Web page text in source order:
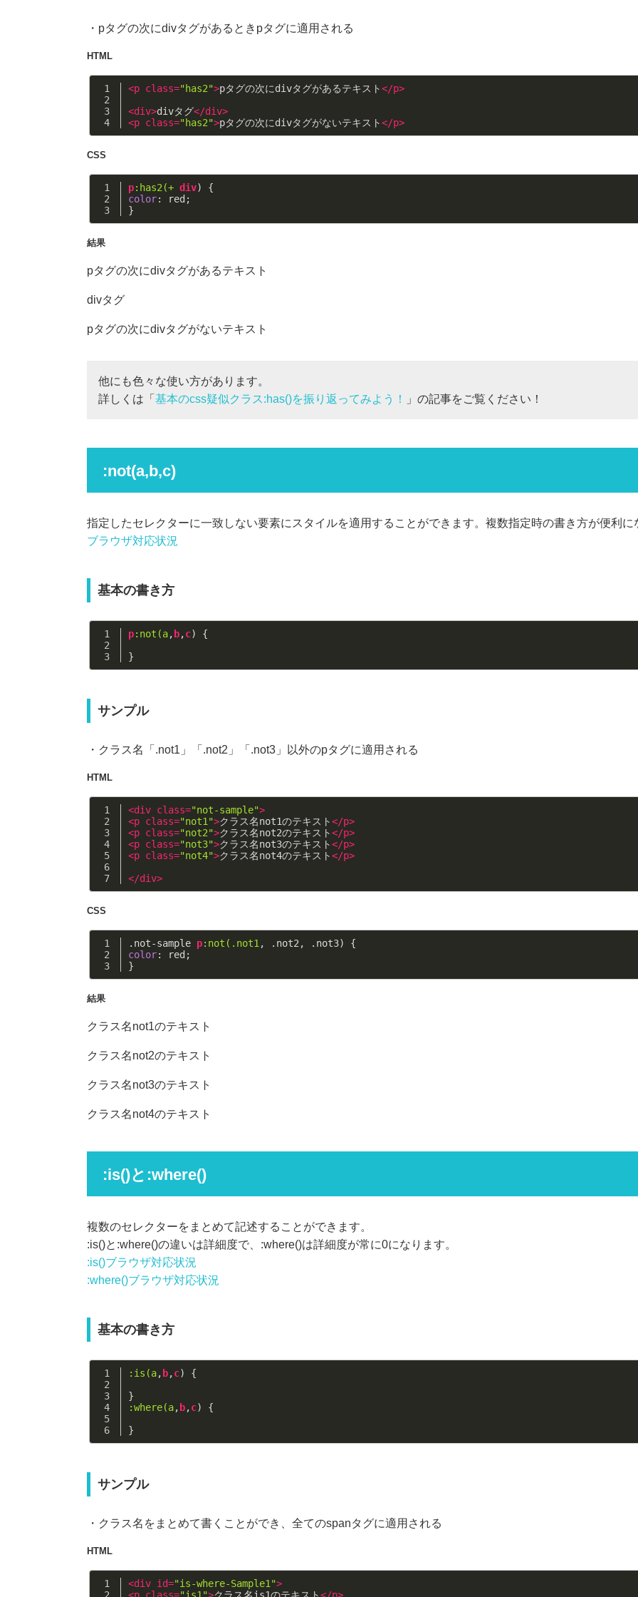
・pタグの次にdivタグがあるときpタグに適用される
HTML
<p class="has2">pタグの次にdivタグがあるテキスト</p>
<div>divタグ</div>
<p class="has2">pタグの次にdivタグがないテキスト</p>
CSS
p:has2(+ div) {
color: red;
}
結果
pタグの次にdivタグがあるテキスト
divタグ
pタグの次にdivタグがないテキスト
他にも色々な使い方があります。
詳しくは「 基本のcss疑似クラス:has()を振り返ってみよう！ 」の記事をご覧ください！
:not(a,b,c)
指定したセレクターに一致しない要素にスタイルを適用することができます。複数指定時の書き方が便利に
ブラウザ対応状況
基本の書き方
p:not(a, b,c) {
}
サンプル
・クラス名「.not1」「.not2」「.not3」以外のpタグに適用される
HTML
<div class="not-sample">
<p class="not1">クラス名not1のテキスト</p>
<p class="not2">クラス名not2のテキスト</p>
<p class="not3">クラス名not3のテキスト</p>
<p class="not4">クラス名not4のテキスト</p>
</div>
CSS
.not-sample p:not(.not1 , .not2 , .not3) {
color: red;
}
結果
クラス名not1のテキスト
クラス名not2のテキスト
クラス名not3のテキスト
クラス名not4のテキスト
:is()と:where()
複数のセレクターをまとめて記述することができます。
:is()と:where()の違いは詳細度で、:where()は詳細度が常に0になります。
:is()ブラウザ対応状況
:where()ブラウザ対応状況
基本の書き方
:is(a, b,c) {
}
:where(a, b,c) {
}
サンプル
・クラス名をまとめて書くことができ、全てのspanタグに適用される
HTML
<div id="is-where-Sample1">